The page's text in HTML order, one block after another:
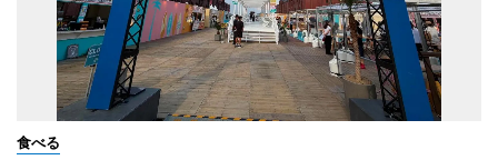
食べる